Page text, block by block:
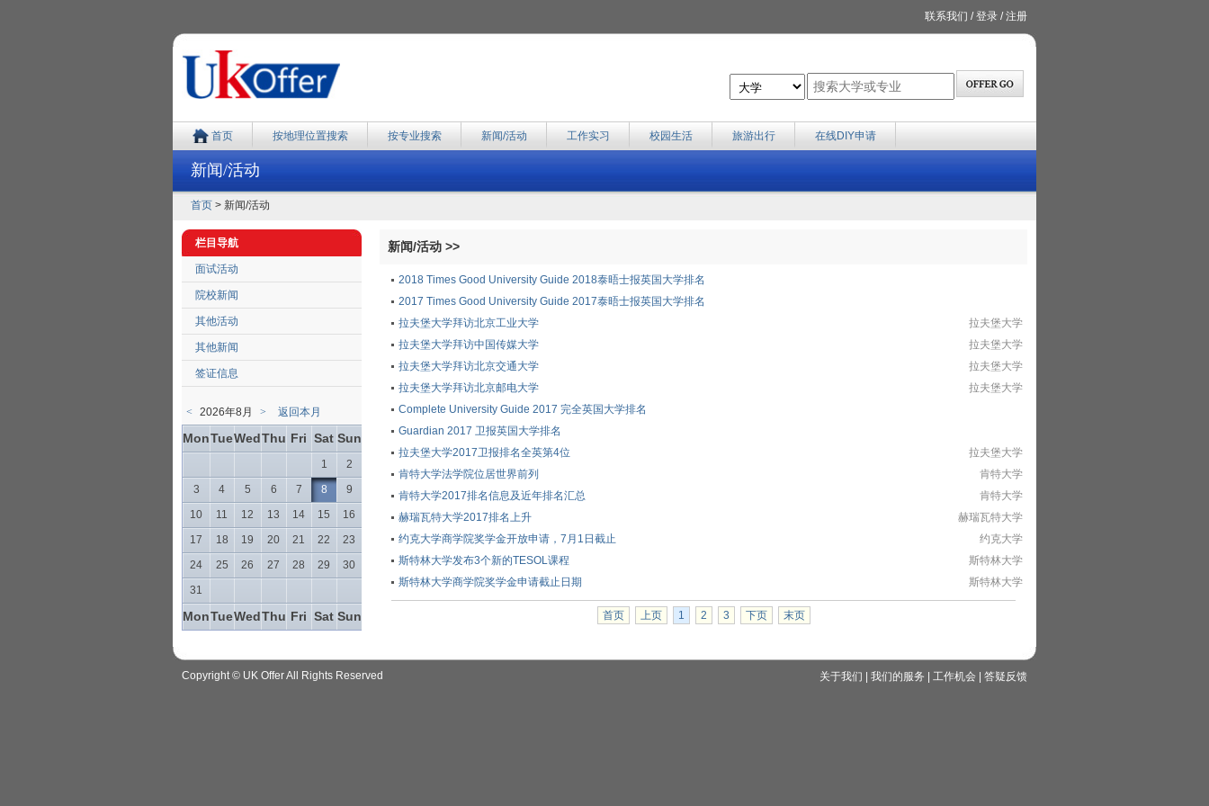
联系我们 /登录 /注册
首页 按地理位置搜索 按专业搜索 新闻/活动 工作实习 校园生活 旅游出行 在线DIY申请
新闻/活动
首页 > 新闻/活动
栏目导航
面试活动
院校新闻
其他活动
其他新闻
签证信息
< 2026年8月 > 返回本月
MonTueWedThu Fri Sat Sun
1
2
3
4 5 6 7 8
9
10
11 12 13 14 15
16
17
18 19 20 21 22
23
24
25 26 27 28 29
30
31
MonTueWedThu Fri Sat Sun
新闻/活动 >>
2018 Times Good University Guide 2018泰晤士报英国大学排名
2017 Times Good University Guide 2017泰晤士报英国大学排名
拉夫堡大学拜访北京工业大学
拉夫堡大学
拉夫堡大学拜访中国传媒大学
拉夫堡大学
拉夫堡大学拜访北京交通大学
拉夫堡大学
拉夫堡大学拜访北京邮电大学
拉夫堡大学
Complete University Guide 2017 完全英国大学排名
Guardian 2017 卫报英国大学排名
拉夫堡大学2017卫报排名全英第4位
拉夫堡大学
肯特大学法学院位居世界前列
肯特大学
肯特大学2017排名信息及近年排名汇总
肯特大学
赫瑞瓦特大学2017排名上升
赫瑞瓦特大学
约克大学商学院奖学金开放申请，7月1日截止
约克大学
斯特林大学发布3个新的TESOL课程
斯特林大学
斯特林大学商学院奖学金申请截止日期
斯特林大学
首页 上页 1 2 3 下页 末页
Copyright © UK Offer All Rights Reserved 关于我们 我们的服务 工作机会 答疑反馈